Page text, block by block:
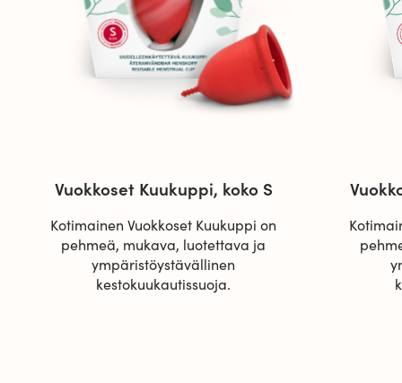
Vuokkoset Kuukuppi, koko S
Kotimainen Vuokkoset Kuukuppi on
pehmeä, mukava, luotettava ja
ympäristöystävällinen
kestokuukautissuoja.